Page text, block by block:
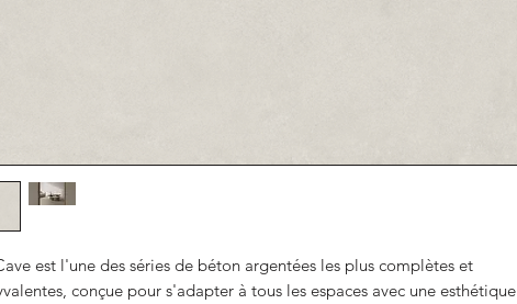
est l'une des séries de béton argentées les plus complètes et
conçue pour s'adapter à tous les espaces avec une esthétique